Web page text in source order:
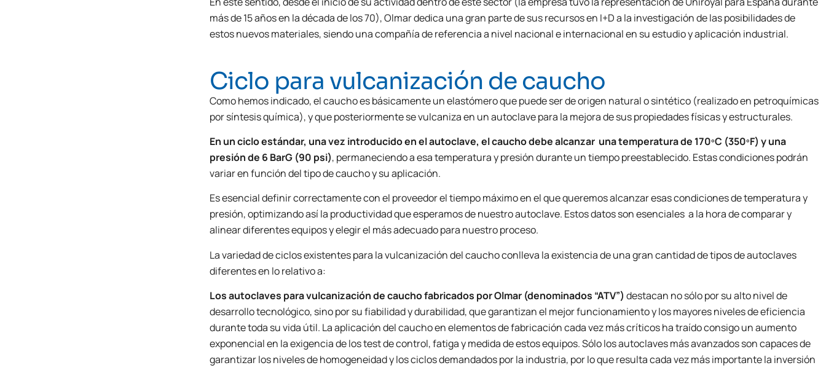
más de 15 años en la década de los 70), Olmar dedica una gran parte de sus recursos en I+D a la investigación de las posibilidades de
estos nuevos materiales, siendo una compañía de referencia a nivel nacional e internacional en su estudio y aplicación industrial.
Ciclo para vulcanización de caucho
Como hemos indicado, el caucho es básicamente un elastómero que puede ser de origen natural o sintético (realizado en petroquímicas
por síntesis química), y que posteriormente se vulcaniza en un autoclave para la mejora de sus propiedades físicas y estructurales.
En un ciclo estándar, una vez introducido en el autoclave, el caucho debe alcanzar una temperatura de 170ºC (350ºF) y una
presión de 6 BarG (90 psi), permaneciendo a esa temperatura y presión durante un tiempo preestablecido. Estas condiciones podrán
variar en función del tipo de caucho y su aplicación.
Es esencial definir correctamente con el proveedor el tiempo máximo en el que queremos alcanzar esas condiciones de temperatura y
presión, optimizando así la productividad que esperamos de nuestro autoclave. Estos datos son esenciales a la hora de comparar y
alinear diferentes equipos y elegir el más adecuado para nuestro proceso.
La variedad de ciclos existentes para la vulcanización del caucho conlleva la existencia de una gran cantidad de tipos de autoclaves
diferentes en lo relativo a:
Los autoclaves para vulcanización de caucho fabricados por Olmar (denominados “ATV”) destacan no sólo por su alto nivel de
desarrollo tecnológico, sino por su fiabilidad y durabilidad, que garantizan el mejor funcionamiento y los mayores niveles de eficiencia
durante toda su vida útil. La aplicación del caucho en elementos de fabricación cada vez más críticos ha traído consigo un aumento
exponencial en la exigencia de los test de control, fatiga y medida de estos equipos. Sólo los autoclaves más avanzados son capaces de
garantizar los niveles de homogeneidad y los ciclos demandados por la industria, por lo que resulta cada vez más importante la inversión